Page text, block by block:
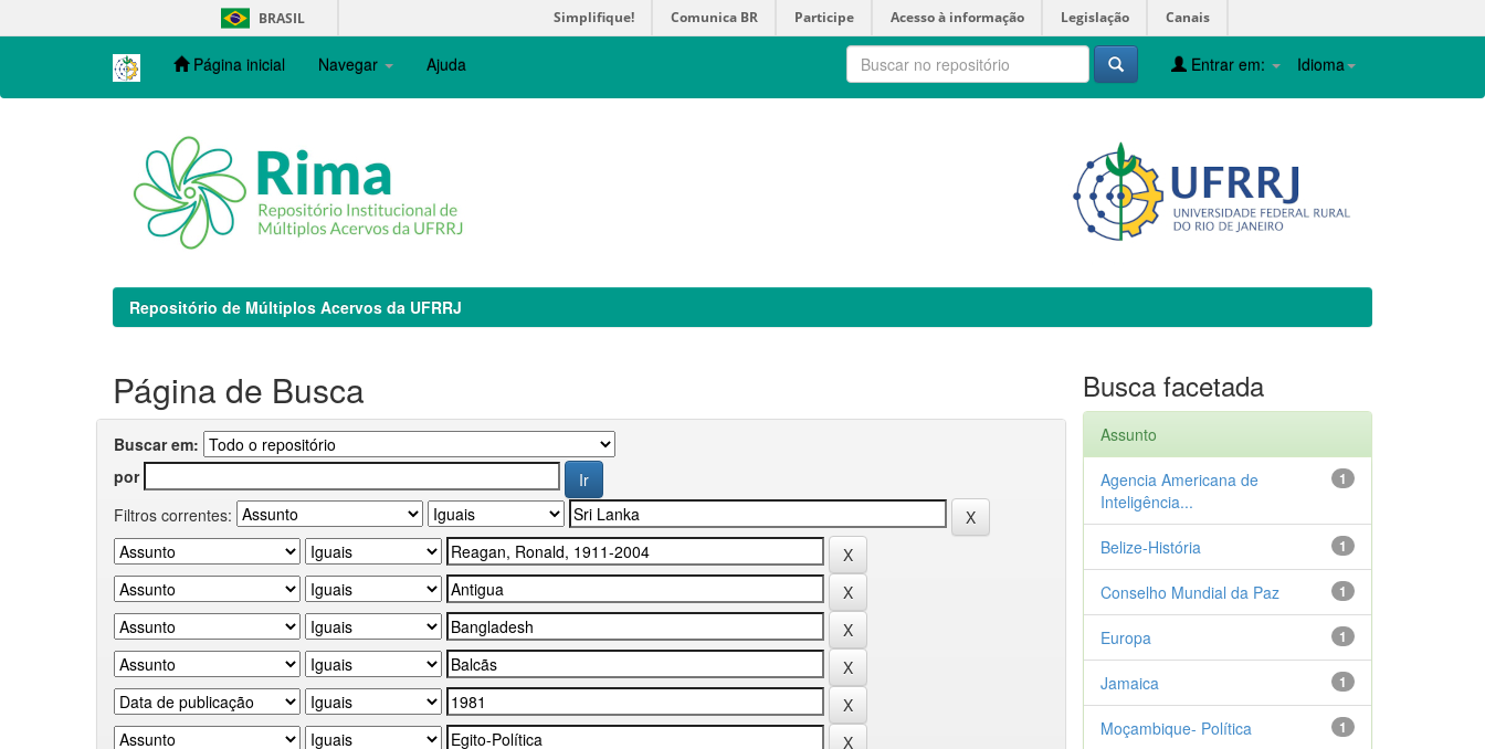
navigation
BRASIL Simplifique! Comunica BR Participe Acesso à informação Legislação Canais
Página inicial Navegar Ajuda Idioma
Entrar em:
Repositório de Múltiplos Acervos da UFRRJ
Página de Busca
Buscar em:
por
Filtros correntes:
Busca facetada
Assunto
1
Agencia Americana de
Inteligência...
1
Belize-História
1
Conselho Mundial da Paz
1
Europa
1
Jamaica
1
Moçambique- Política